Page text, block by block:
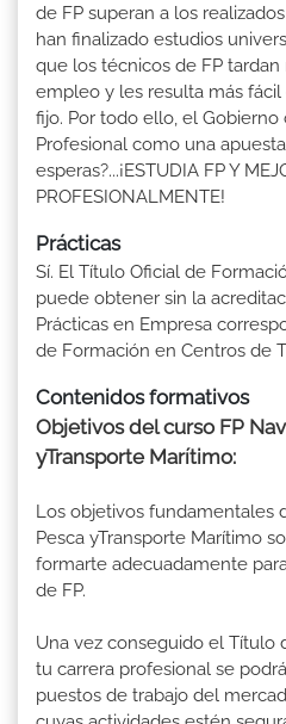
de FP superan a los
han finalizado estudios
que los técnicos de FP
empleo y les resulta más
fijo. Por todo ello, el
Profesional como una
esperas?...¡ESTUDIA FP Y
PROFESIONALMENTE!
Prácticas
Sí. El Título Oficial de
puede obtener sin la
Prácticas en Empresa
de Formación en Centros de
Contenidos formativos
Objetivos del curso FP
yTransporte Marítimo:
Los objetivos fundamentales
Pesca yTransporte Marítimo
formarte adecuadamente
de FP.
Una vez conseguido el Título
tu carrera profesional se
puestos de trabajo del